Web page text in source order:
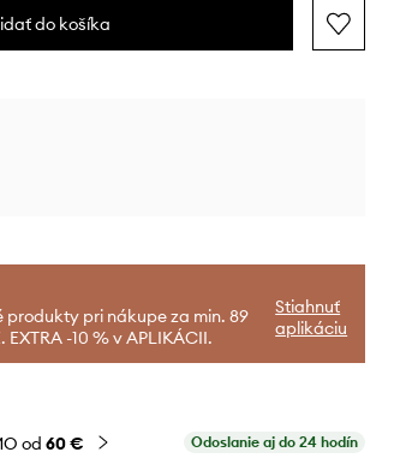
do košíka
produkty pri nákupe za min. 89
-10 % v APLIKÁCII.
Stiahnuť
aplikáciu
od 60 € Odoslanie aj do 24 hodín